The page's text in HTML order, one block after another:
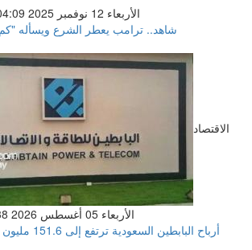
الأربعاء 12 نوفمبر 2025 04:09 مساءً
شاهد.. ترامب يعطر الشرع ويسأله
الاقتصاد
الأربعاء 05 أغسطس 2026 09:38 مساءً
أرباح البابطين